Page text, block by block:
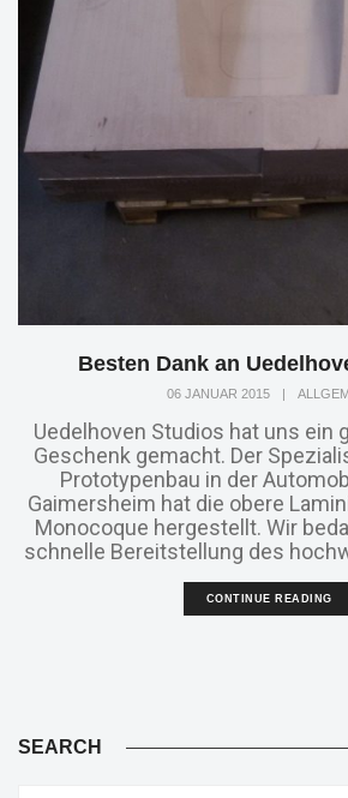
Besten Dank an
06 JANUAR 2015 |
Uedelhoven Studios hat uns ein
Geschenk gemacht. Der
Prototypenbau in der
Gaimersheim hat die obere
Monocoque hergestellt. Wir
schnelle Bereitstellung des
CONTINUE READING
SEARCH